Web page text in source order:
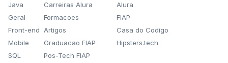
Java
Geral
Front-end
Mobile
SQL
Carreiras Alura
Formacoes
Artigos
Graduacao FIAP
Pos-Tech FIAP
Alura
FIAP
Casa do Codigo
Hipsters.tech